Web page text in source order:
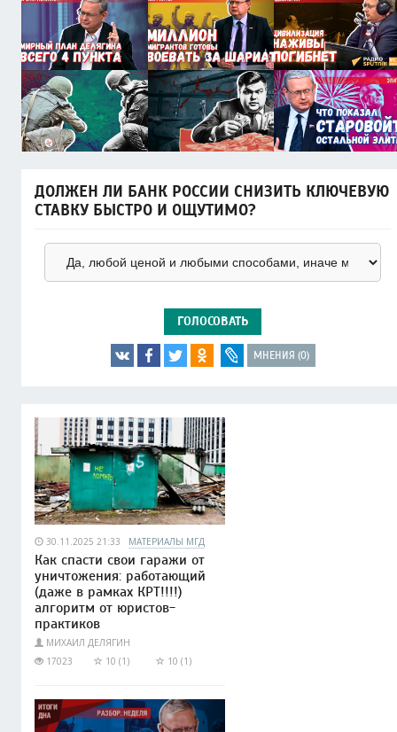
ДОЛЖЕН ЛИ БАНК РОССИИ СНИЗИТЬ КЛЮЧЕВУЮ
СТАВКУ БЫСТРО И ОЩУТИМО?
ГОЛОСОВАТЬ
МНЕНИЯ (0)
30.11.2025 21:33 МАТЕРИАЛЫ МГД
Как спасти свои гаражи от
уничтожения: работающий
(даже в рамках КРТ!!!!)
алгоритм от юристов-
практиков
МИХАИЛ ДЕЛЯГИН
17023
10 (1) 10 (1)